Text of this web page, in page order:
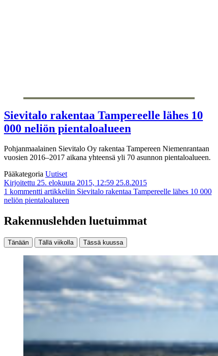
Sievitalo rakentaa Tampereelle lähes 10
000 neliön pientaloalueen
Pohjanmaalainen Sievitalo Oy rakentaa Tampereen Niemenrantaan
vuosien 2016–2017 aikana yhteensä yli 70 asunnon pientaloalueen.
Pääkategoria Uutiset
Kirjoitettu 25. elokuuta 2015, 12:59 25.8.2015
1 kommentti artikkeliin Sievitalo rakentaa Tampereelle lähes 10 000
neliön pientaloalueen
Rakennuslehden luetuimmat
Tänään Tällä viikolla Tässä kuussa